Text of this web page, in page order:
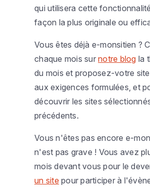
qui utilisera cette
façon la plus originale ou
Vous êtes déjà e-monsitien ?
chaque mois sur notre blog la
du mois et proposez-votre
aux exigences formulées, et
découvrir les sites
précédents.
Vous n'êtes pas encore e-
n'est pas grave ! Vous avez
mois devant vous pour le
un site pour participer à